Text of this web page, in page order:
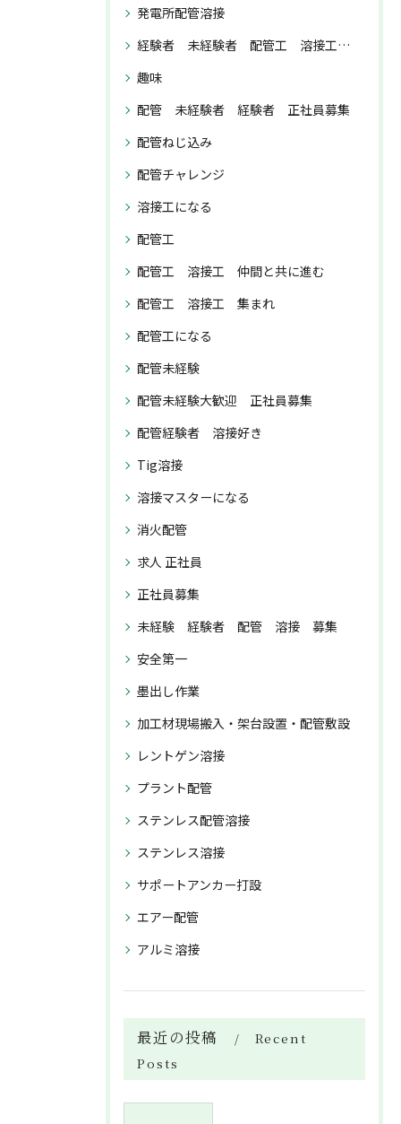
発電所配管溶接
経験者 未経験者 配管工 溶接工 正社員募集
趣味
配管 未経験者 経験者 正社員募集
配管ねじ込み
配管チャレンジ
溶接工になる
配管工
配管工 溶接工 仲間と共に進む
配管工 溶接工 集まれ
配管工になる
配管未経験
配管未経験大歓迎 正社員募集
配管経験者 溶接好き
Tig溶接
溶接マスターになる
消火配管
求人 正社員
正社員募集
未経験 経験者 配管 溶接 募集
安全第一
墨出し作業
加工材現場搬入・架台設置・配管敷設
レントゲン溶接
プラント配管
ステンレス配管溶接
ステンレス溶接
サポートアンカー打設
エアー配管
アルミ溶接
最近の投稿
Recent
Posts